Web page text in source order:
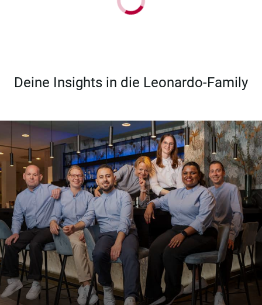
Deine Insights in die Leonardo-Family